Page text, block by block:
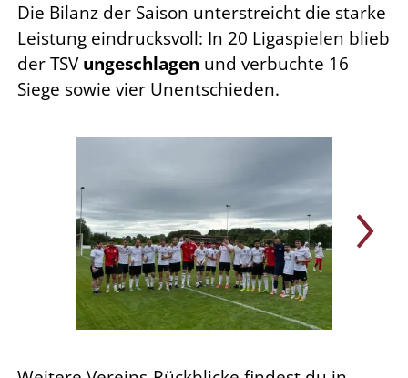
Die Bilanz der Saison unterstreicht die starke
Leistung eindrucksvoll: In 20 Ligaspielen blieb
der TSVungeschlagen und verbuchte 16
Siege sowie vier Unentschieden.